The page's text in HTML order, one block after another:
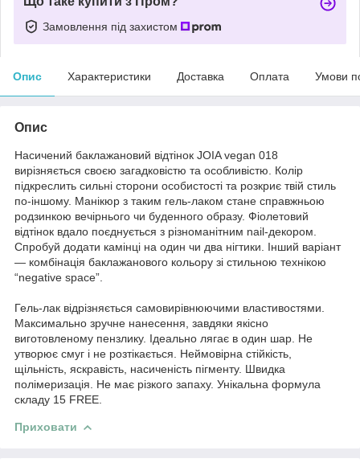
Замовлення під захистом
Опис Характеристики Доставка Оплата Умови
Опис
Насичений баклажановий відтінок JOIA vegan 018
вирізняється своєю загадковістю та особливістю. Колір
підкреслить сильні сторони особистості та розкриє твій стиль
по-іншому. Манікюр з таким гель-лаком стане справжньою
родзинкою вечірнього чи буденного образу. Фіолетовий
відтінок вдало поєднується з різноманітним nail-декором.
Спробуй додати камінці на один чи два нігтики. Інший варіант
— комбінація баклажанового кольору зі стильною технікою
“negative space”.
Гель-лак відрізняється самовирівнюючими властивостями.
Максимально зручне нанесення, завдяки якісно
виготовленому пензлику. Ідеально лягає в один шар. Не
утворює смуг і не розтікається. Неймовірна стійкість,
щільність, яскравість, насиченість пігменту. Швидка
полімеризація. Не має різкого запаху. Унікальна формула
складу 15 FREE.
Приховати